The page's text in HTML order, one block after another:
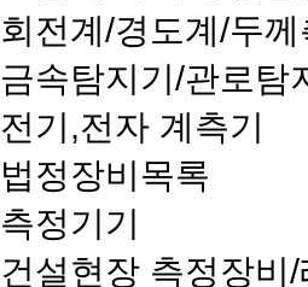
회전계/경도계/두께
금속탐지기/관로탐
전기,전자 계측기
법정장비목록
측정기기
건설현장 측정장비